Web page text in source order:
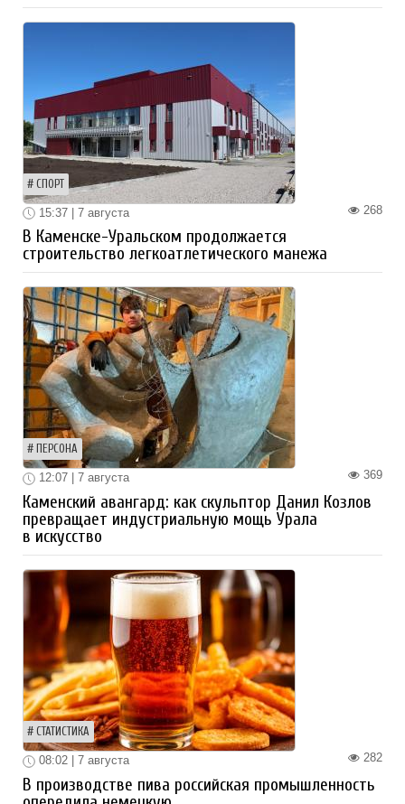
СПОРТ
268
15:37 | 7 августа
В Каменске-Уральском продолжается
строительство легкоатлетического манежа
ПЕРСОНА
369
12:07 | 7 августа
Каменский авангард: как скульптор Данил Козлов
превращает индустриальную мощь Урала
в искусство
СТАТИСТИКА
282
08:02 | 7 августа
В производстве пива российская промышленность